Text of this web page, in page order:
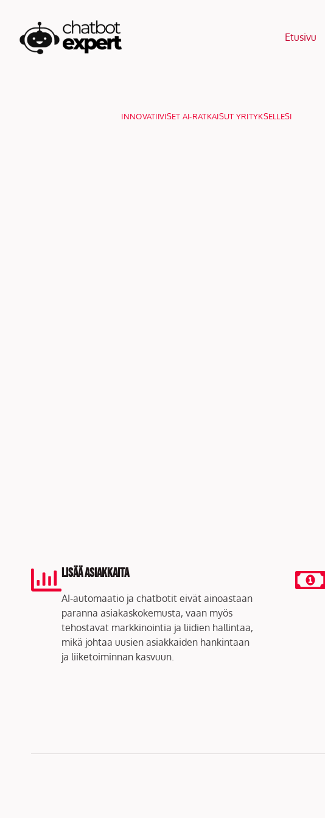
Skip
Etusivu
INNOVATIIVISET AI-RATKAISUT YRITYKSELLESI
Lisää asiakkaita
AI-automaatio ja chatbotit eivät ainoastaan
paranna asiakaskokemusta, vaan myös
tehostavat markkinointia ja liidien hallintaa,
mikä johtaa uusien asiakkaiden hankintaan
ja liiketoiminnan kasvuun.